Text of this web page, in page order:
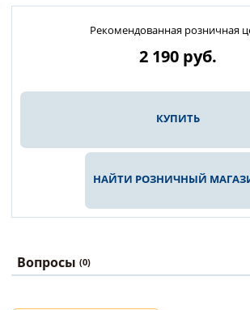
Рекомендованная розничная
2 190 руб.
КУПИТЬ
НАЙТИ РОЗНИЧНЫЙ
Вопросы (0)